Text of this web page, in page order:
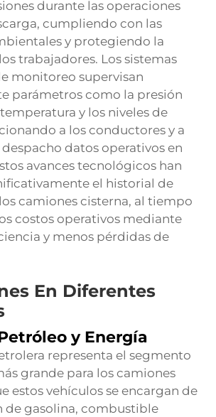
durante las operaciones
cumpliendo con las
y protegiendo la
trabajadores. Los sistemas
monitoreo supervisan
parámetros como la presión
y los niveles de
a los conductores y a
datos operativos en
avances tecnológicos han
el historial de
camiones cisterna, al tiempo
costos operativos mediante
y menos pérdidas de
En Diferentes
y Energía
representa el segmento
grande para los camiones
estos vehículos se encargan de
de gasolina, combustible